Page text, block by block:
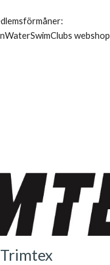
webshop
Trimtex